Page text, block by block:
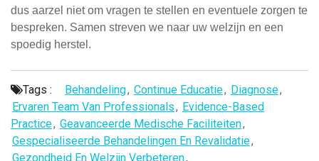
dus aarzel niet om vragen te stellen en eventuele zorgen te
bespreken. Samen streven we naar uw welzijn en een
spoedig herstel.
Tags : Behandeling, Continue Educatie, Diagnose,
Ervaren Team Van Professionals, Evidence-Based
Practice, Geavanceerde Medische Faciliteiten,
Gespecialiseerde Behandelingen En Revalidatie,
Gezondheid En Welzijn Verbeteren,